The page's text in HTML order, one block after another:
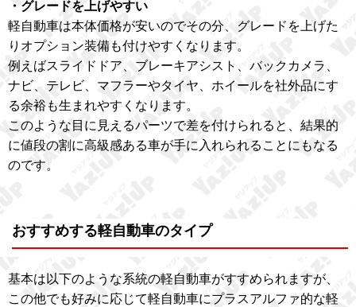
・グレードを上げやすい
軽自動車は本体価格が安いのでその分、グレードを上げた
りオプション装備も付けやすくなります。
例えばスライドドア、ブレーキアシスト、バックカメラ、
ナビ、テレビ、マフラーやタイヤ、ホイールを社外品にす
る余裕も生まれやすくなります。
このような目に見えるパーツで差を付けられると、結果的
に値段の割に高級感ある車が手に入れられることにもなる
のです。
おすすめする軽自動車のタイプ
基本は以下のような系統の軽自動車がすすめられますが、
この他でも好みに応じて軽自動車にプラスアルファ的な軽